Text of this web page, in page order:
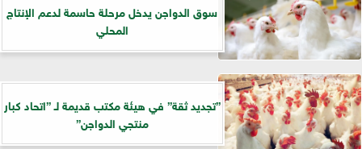
سوق الدواجن يدخل مرحلة حاسمة لدعم الإنتاج
المحلي
”تجديد ثقة” في هيئة مكتب قديمة لـ ”اتحاد كبار
منتجي الدواجن”